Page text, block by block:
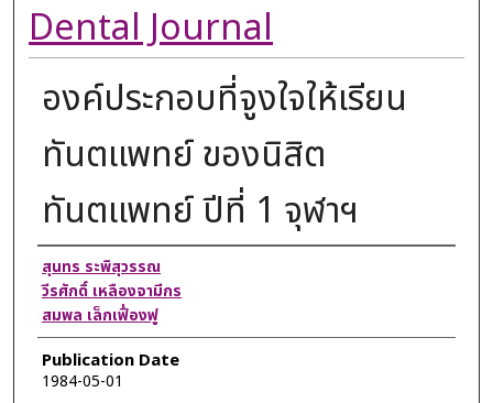
Dental Journal
องค์ประกอบที่จูงใจให้เรียน
ทันตแพทย์ ของนิสิต
ทันตแพทย์ ปีที่ 1 จุฬาฯ
Authors
สุนทร ระพิสุวรรณ
วีรศักดิ์ เหลืองจามีกร
สมพล เล็กเฟื่องฟู
Publication Date
1984-05-01